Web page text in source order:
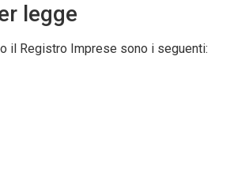
legge
il Registro Imprese sono i seguenti: